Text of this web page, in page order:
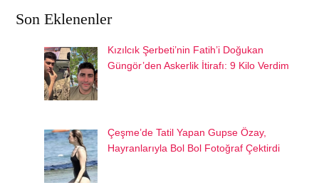
Son Eklenenler
Kızılcık Şerbeti’nin Fatih’i Doğukan
Güngör’den Askerlik İtirafı: 9 Kilo Verdim
Çeşme’de Tatil Yapan Gupse Özay,
Hayranlarıyla Bol Bol Fotoğraf Çektirdi